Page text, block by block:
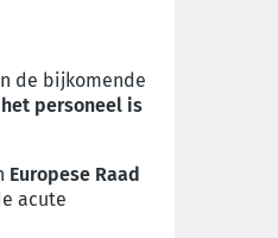
de bijkomende
het personeel is
Europese Raad
acute